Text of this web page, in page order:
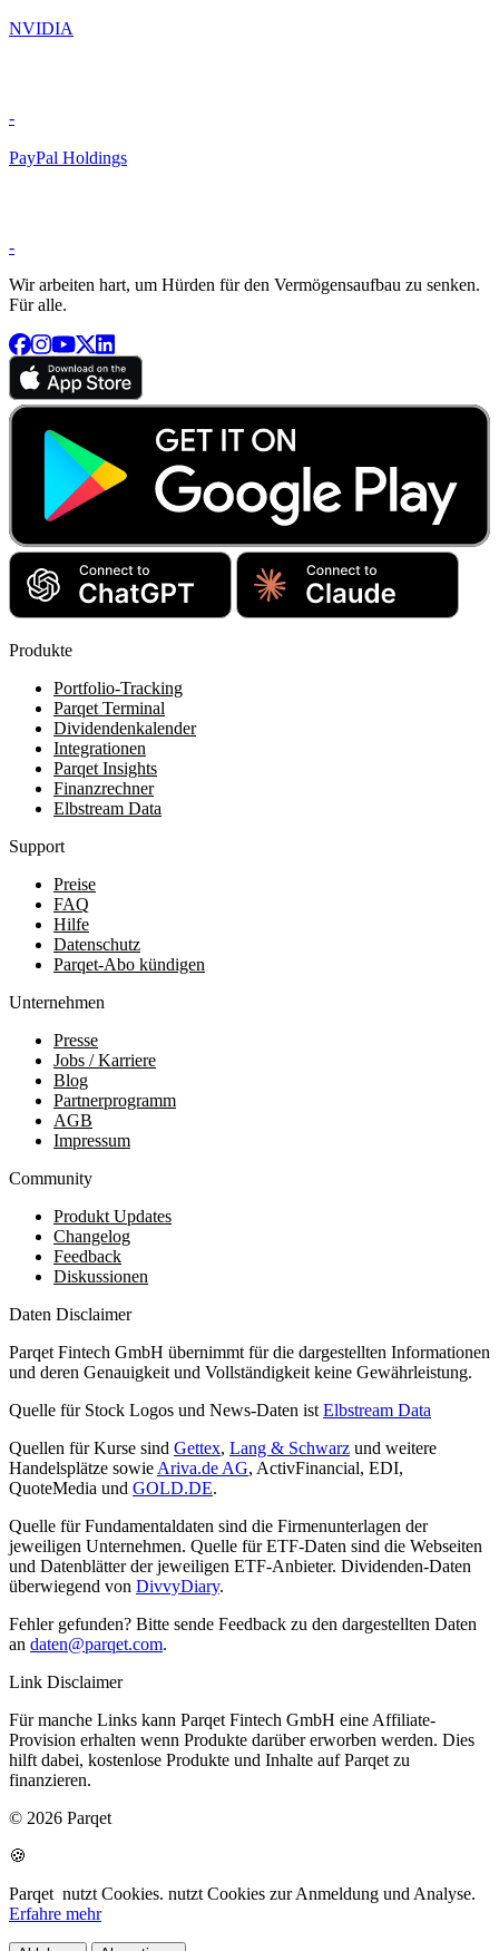
NVIDIA
-
PayPal Holdings
-
Wir arbeiten hart, um Hürden für den Vermögensaufbau zu senken.
Für alle.
Produkte
Portfolio-Tracking
Parqet Terminal
Dividendenkalender
Integrationen
Parqet Insights
Finanzrechner
Elbstream Data
Support
Preise
FAQ
Hilfe
Datenschutz
Parqet-Abo kündigen
Unternehmen
Presse
Jobs / Karriere
Blog
Partnerprogramm
AGB
Impressum
Community
Produkt Updates
Changelog
Feedback
Diskussionen
Daten Disclaimer
Parqet Fintech GmbH übernimmt für die dargestellten Informationen
und deren Genauigkeit und Vollständigkeit keine Gewährleistung.
Quelle für Stock Logos und News-Daten istElbstream Data
Quellen für Kurse sind Gettex, Lang & Schwarz und weitere
Handelsplätze sowieAriva.de AG, ActivFinancial, EDI,
QuoteMedia und GOLD.DE.
Quelle für Fundamentaldaten sind die Firmenunterlagen der
jeweiligen Unternehmen. Quelle für ETF-Daten sind die Webseiten
und Datenblätter der jeweiligen ETF-Anbieter. Dividenden-Daten
überwiegend von DivvyDiary.
Fehler gefunden? Bitte sende Feedback zu den dargestellten Daten
an daten@parqet.com.
Link Disclaimer
Für manche Links kann Parqet Fintech GmbH eine Affiliate-
Provision erhalten wenn Produkte darüber erworben werden. Dies
hilft dabei, kostenlose Produkte und Inhalte auf Parqet zu
finanzieren.
© 2026 Parqet
🍪
Parqet nutzt Cookies. nutzt Cookies zur Anmeldung und Analyse.
Erfahre mehr